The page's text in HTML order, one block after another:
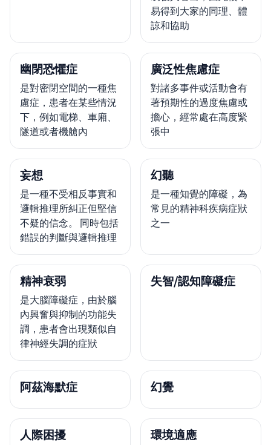
易得到大家的同理、體
諒和協助
幽閉恐懼症
是對密閉空間的一種焦
慮症，患者在某些情況
下，例如電梯、車廂、
隧道或者機艙內
廣泛性焦慮症
對諸多事件或活動會有
著預期性的過度焦慮或
擔心，經常處在高度緊
張中
妄想
是一種不受相反事實和
邏輯推理所糾正但堅信
不疑的信念。 同時包括
錯誤的判斷與邏輯推理
幻聽
是一種知覺的障礙，為
常見的精神科疾病症狀
之一
精神衰弱
是大腦障礙症，由於腦
內興奮與抑制的功能失
調，患者會出現類似自
律神經失調的症狀
失智/認知障礙症
阿茲海默症 幻覺
人際困擾 環境適應